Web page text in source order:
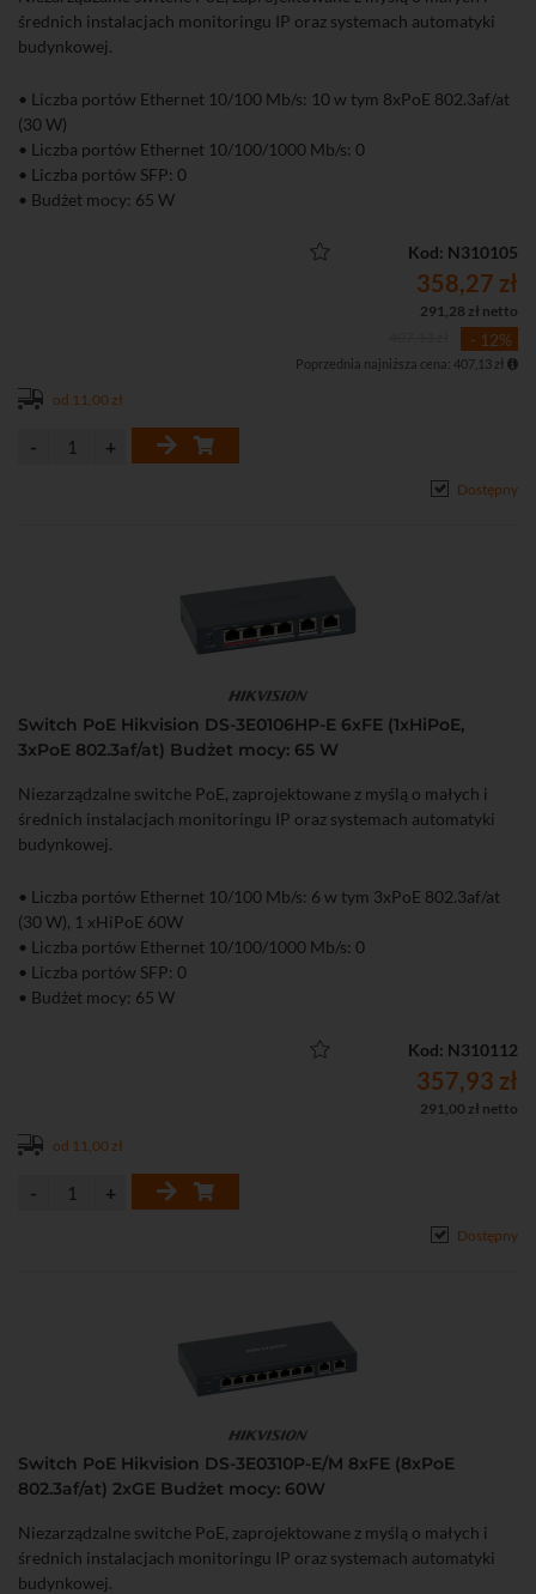
średnich instalacjach monitoringu IP oraz systemach automatyki
budynkowej.
• Liczba portów Ethernet 10/100 Mb/s: 10 w tym 8xPoE 802.3af/at
(30 W)
• Liczba portów Ethernet 10/100/1000 Mb/s: 0
• Liczba portów SFP: 0
• Budżet mocy: 65 W
Kod: N310105
358,27 zł
291,28 zł netto
- 12%
Poprzednia najniższa cena: 407,13 zł
od 11,00 zł
Dostępny
Switch PoE Hikvision DS-3E0106HP-E 6xFE (1xHiPoE,
3xPoE 802.3af/at) Budżet mocy: 65 W
Niezarządzalne switche PoE, zaprojektowane z myślą o małych i
średnich instalacjach monitoringu IP oraz systemach automatyki
budynkowej.
• Liczba portów Ethernet 10/100 Mb/s: 6 w tym 3xPoE 802.3af/at
(30 W), 1 xHiPoE 60W
• Liczba portów Ethernet 10/100/1000 Mb/s: 0
• Liczba portów SFP: 0
• Budżet mocy: 65 W
Kod: N310112
357,93 zł
291,00 zł netto
od 11,00 zł
Dostępny
Switch PoE Hikvision DS-3E0310P-E/M 8xFE (8xPoE
802.3af/at) 2xGE Budżet mocy: 60W
Niezarządzalne switche PoE, zaprojektowane z myślą o małych i
średnich instalacjach monitoringu IP oraz systemach automatyki
budynkowej.